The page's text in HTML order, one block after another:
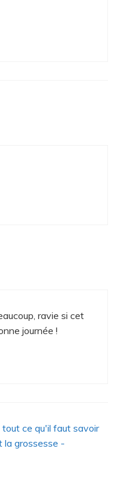
ravie si cet
journée !
ce qu'il faut savoir
la grossesse -